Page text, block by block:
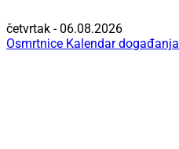
četvrtak - 06.08.2026
Osmrtnice Kalendar događanja